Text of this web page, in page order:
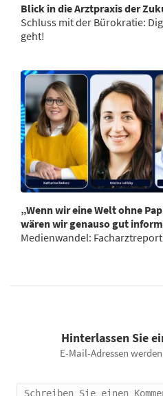
Blick in die Arztpraxis der
Schluss mit der Bürokratie:
geht!
„Wenn wir eine Welt ohne
wären wir genauso gut
Medienwandel:
Hinterlassen Sie
E-Mail-Adressen